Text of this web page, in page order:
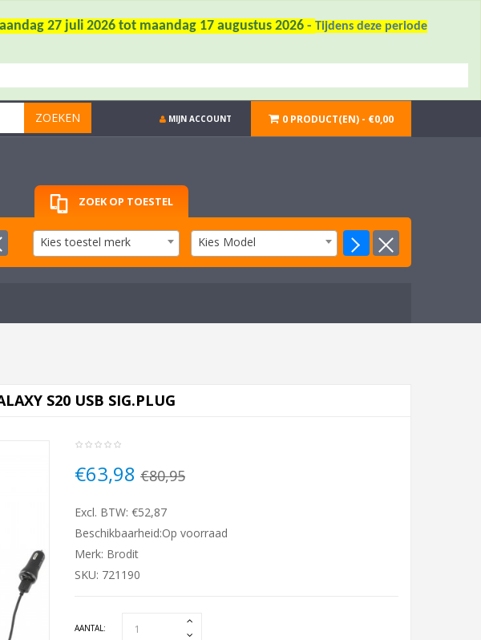
27 juli 2026 tot maandag 17 augustus 2026 - Tijdens deze periode
ZOEKEN MIJN ACCOUNT 0 PRODUCT(EN) - €0,00
ZOEK OP TOESTEL
Kies toestel merk Kies Model
S20 USB SIG.PLUG
€63,98 €80,95
Excl. BTW: €52,87
Beschikbaarheid:Op voorraad
Merk: Brodit
SKU: 721190
AANTAL: